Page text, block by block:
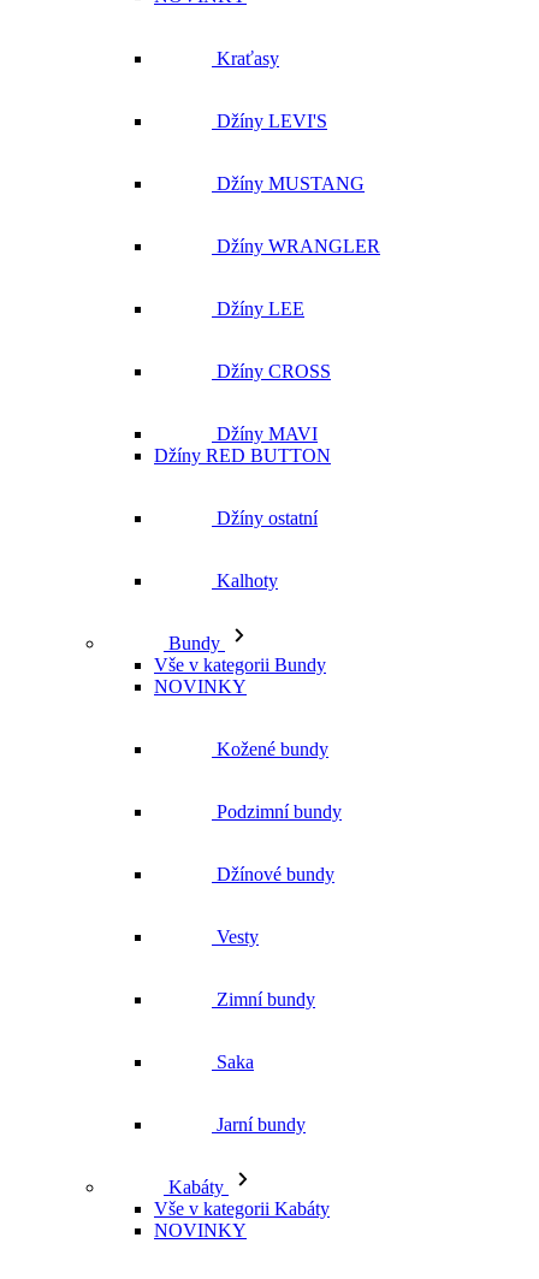
Kraťasy
Džíny LEVI'S
Džíny MUSTANG
Džíny WRANGLER
Džíny LEE
Džíny CROSS
Džíny MAVI
Džíny RED BUTTON
Džíny ostatní
Kalhoty
Bundy
Vše v kategorii Bundy
NOVINKY
Kožené bundy
Podzimní bundy
Džínové bundy
Vesty
Zimní bundy
Saka
Jarní bundy
Kabáty
Vše v kategorii Kabáty
NOVINKY